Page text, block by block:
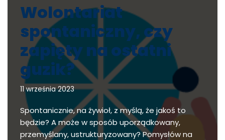
Wolontariat
spontaniczny, czy
zapięty na ostatni
guzik?
11 września 2023
Spontanicznie, na żywioł, z myślą, że jakoś to
będzie? A może w sposób uporządkowany,
przemyślany, ustrukturyzowany? Pomysłów na